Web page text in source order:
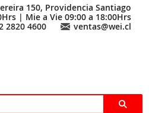
150, Providencia Santiago
| Mie a Vie 09:00 a 18:00Hrs
2820 4600
ventas@wei.cl